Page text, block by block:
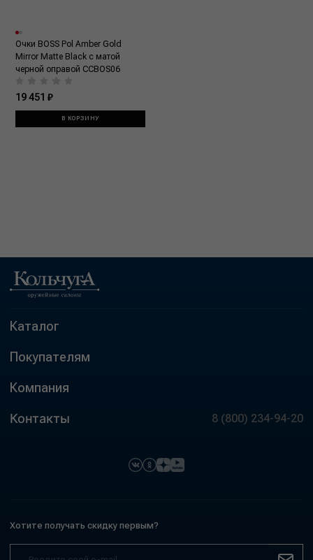
Очки BOSS Pol Amber Gold
Mirror Matte Black с матой
черной оправой CCBOS06
19 451 ₽
В КОРЗИНУ
Каталог
Покупателям
Компания
Контакты 8 (800) 234-94-20
Хотите получать скидку первым?